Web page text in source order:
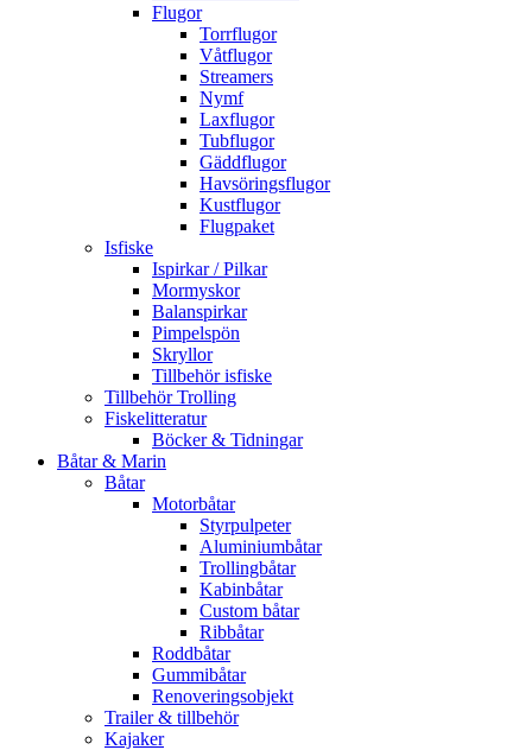
Flugor
Torrflugor
Våtflugor
Streamers
Nymf
Laxflugor
Tubflugor
Gäddflugor
Havsöringsflugor
Kustflugor
Flugpaket
Isfiske
Ispirkar / Pilkar
Mormyskor
Balanspirkar
Pimpelspön
Skryllor
Tillbehör isfiske
Tillbehör Trolling
Fiskelitteratur
Böcker & Tidningar
Båtar & Marin
Båtar
Motorbåtar
Styrpulpeter
Aluminiumbåtar
Trollingbåtar
Kabinbåtar
Custom båtar
Ribbåtar
Roddbåtar
Gummibåtar
Renoveringsobjekt
Trailer & tillbehör
Kajaker